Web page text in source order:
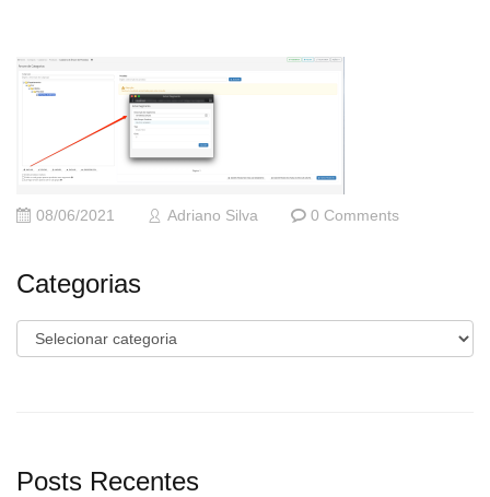
08/06/2021 Adriano Silva 0 Comments
Categorias
Categorias
Posts Recentes